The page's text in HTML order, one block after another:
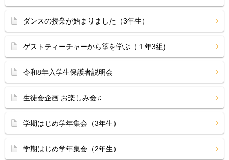
ダンスの授業が始まりました（3年生）
ゲストティーチャーから箏を学ぶ（１年3組)
令和8年入学生保護者説明会
生徒会企画 お楽しみ会♫
学期はじめ学年集会（3年生）
学期はじめ学年集会（2年生）